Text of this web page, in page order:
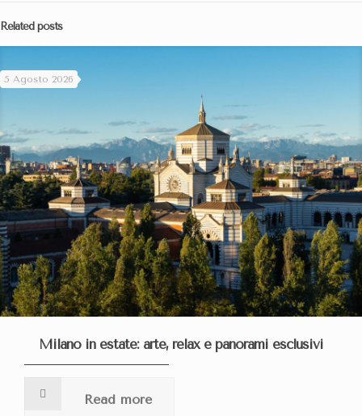
Related posts
5 Agosto 2026
Milano in estate: arte, relax e panorami esclusivi
Read more